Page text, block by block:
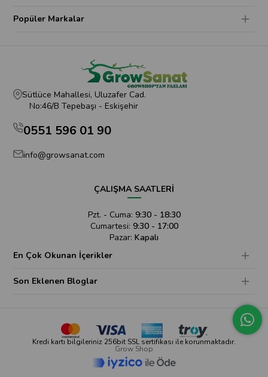
Popüler Markalar
Sütlüce Mahallesi, Uluzafer Cad.
No:46/B Tepebaşı - Eskişehir
0551 596 01 90
info@growsanat.com
ÇALIŞMA SAATLERİ
Pzt. - Cuma: 9:30 - 18:30
Cumartesi: 9:30 - 17:00
Pazar: Kapalı
En Çok Okunan İçerikler
Son Eklenen Bloglar
Kredi kartı bilgileriniz 256bit SSL sertifikası ile korunmaktadır.
Grow Shop